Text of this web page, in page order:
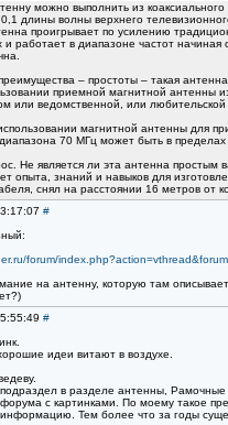
можно выполнить из
длины волны верхнего
проигрывает по усилению
и работает в диапазоне частот
– простоты – такая
приемной магнитной антенны
или ведомственной, или любительской
магнитной антенны для
70 МГц может быть в пределах
Не является ли эта антенна
опыта, знаний и навыков для
снял на расстоянии 16 метров от
#
forum/
на антенну, которую там описывает
#
идеи витают в воздухе.
в разделе антенны,
форума с картинками. По моему такое
Тем более что за годы